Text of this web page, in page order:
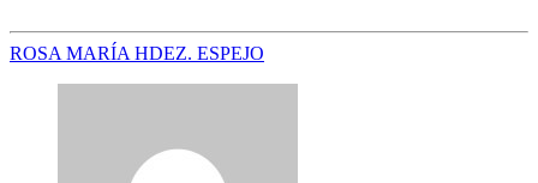
ROSA MARÍA HDEZ. ESPEJO